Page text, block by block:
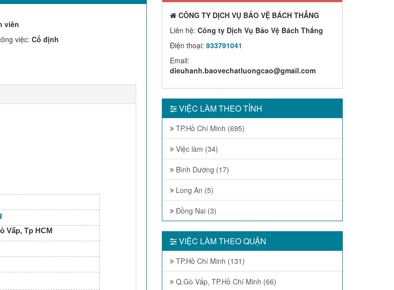
viên
việc: Cố định
Vấp, Tp HCM
CÔNG TY DỊCH VỤ BẢO VỆ BÁCH THẮNG
Liên hệ: Công ty Dịch Vụ Bảo Vệ Bách Thắng
Điện thoại: 933791041
Email:
dieuhanh.baovechatluongcao@gmail.com
VIỆC LÀM THEO TỈNH
TP.Hồ Chí Minh (695)
Việc làm (34)
Bình Dương (17)
Long An (5)
Đồng Nai (3)
VIỆC LÀM THEO QUẬN
TP.Hồ Chí Minh (131)
Q.Gò Vấp, TP.Hồ Chí Minh (66)